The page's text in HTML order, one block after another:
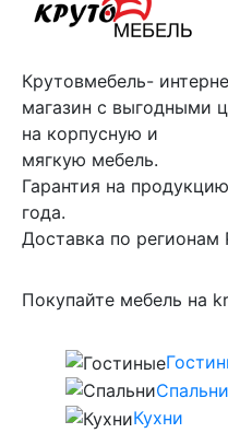
Крутовмебель-
магазин с выгодными
на корпусную и
мягкую мебель.
Гарантия на
года.
Доставка по регионам
Покупайте мебель на
Спальни
Кухни